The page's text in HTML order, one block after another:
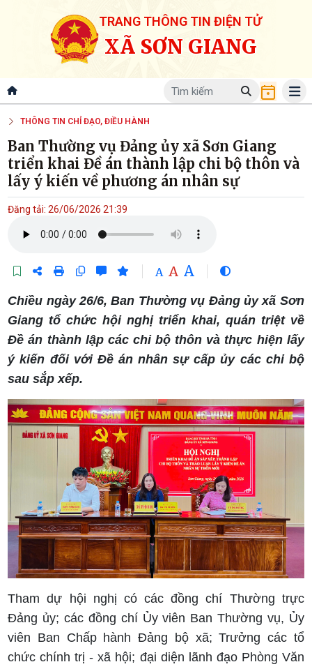
TRANG THÔNG TIN ĐIỆN TỬ
XÃ SƠN GIANG
THÔNG TIN CHỈ ĐẠO, ĐIỀU HÀNH
Ban Thường vụ Đảng ủy xã Sơn Giang
triển khai Đề án thành lập chi bộ thôn và
lấy ý kiến về phương án nhân sự
Đăng tải: 26/06/2026 21:39
A A A
Chiều ngày 26/6, Ban Thường vụ Đảng ủy xã Sơn
Giang tổ chức hội nghị triển khai, quán triệt về
Đề án thành lập các chi bộ thôn và thực hiện lấy
ý kiến đối với Đề án nhân sự cấp ủy các chi bộ
sau sắp xếp.
Tham dự hội nghị có các đồng chí Thường trực
Đảng ủy; các đồng chí Ủy viên Ban Thường vụ, Ủy
viên Ban Chấp hành Đảng bộ xã; Trưởng các tổ
chức chính trị - xã hội; đại diện lãnh đạo Phòng Văn